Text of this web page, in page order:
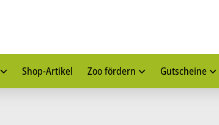
Shop-Artikel Zoo fördern Gutscheine